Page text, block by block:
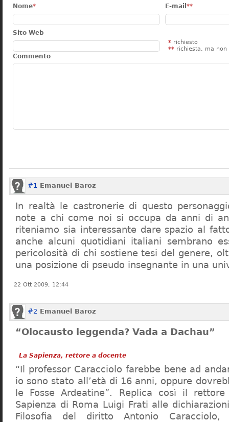
Nome* E-mail **
Sito Web
* richiesto
** richiesta, ma non
Commento
#1 Emanuel Baroz
In realtà le castronerie di questo
note a chi come noi si occupa da anni di
riteniamo sia interessante dare spazio al fatto
anche alcuni quotidiani italiani sembrano
pericolosità di chi sostiene tesi del genere,
una posizione di pseudo insegnante in una
22 Ott 2009, 12:44
#2 Emanuel Baroz
“Olocausto leggenda? Vada a Dachau”
La Sapienza, rettore a docente
“Il professor Caracciolo farebbe bene ad
io sono stato all’età di 16 anni, oppure
le Fosse Ardeatine”. Replica così il rettore
Sapienza di Roma Luigi Frati alle
Filosofia del diritto Antonio